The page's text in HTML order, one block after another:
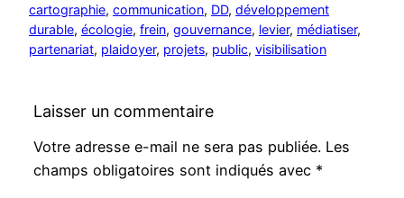
cartographie, communication, DD, développement
durable, écologie, frein, gouvernance, levier, médiatiser
partenariat, plaidoyer, projets, public, visibilisation
Laisser un commentaire
Votre adresse e-mail ne sera pas publiée. Les
champs obligatoires sont indiqués avec *